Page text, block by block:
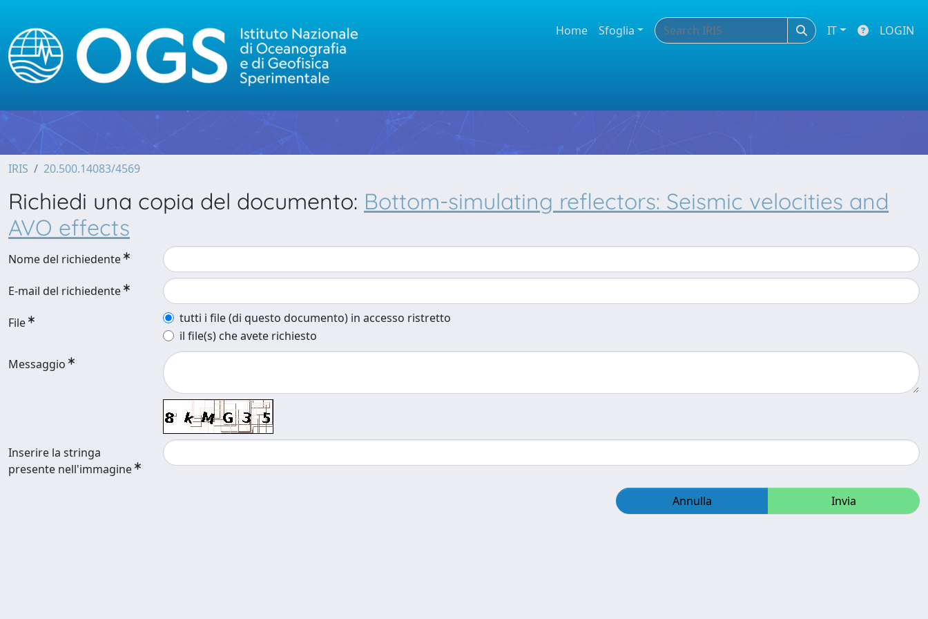
Home Sfoglia IT LOGIN
IRIS 20.500.14083/4569
Richiedi una copia del documento: Bottom-simulating reflectors: Seismic velocities and
AVO effects
Nome del richiedente
E-mail del richiedente
File
tutti i file (di questo documento) in accesso ristretto
il file(s) che avete richiesto
Messaggio
Inserire la stringa
presente nell'immagine
Annulla Invia